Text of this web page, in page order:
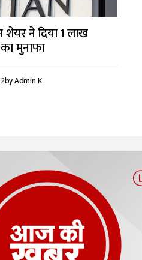
शेयर ने दिया 1 लाख
मुनाफा
byAdmin K